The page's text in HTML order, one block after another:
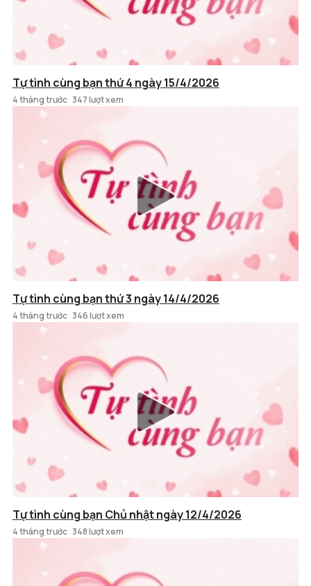
Tự tình cùng bạn thứ 4 ngày 15/4/2026
4 tháng trước 347 lượt xem
Tự tình cùng bạn thứ 3 ngày 14/4/2026
4 tháng trước 346 lượt xem
Tự tình cùng bạn Chủ nhật ngày 12/4/2026
4 tháng trước 348 lượt xem